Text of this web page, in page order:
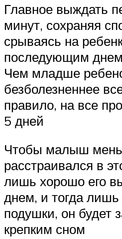
Главное выждать
минут, сохраняя
срываясь на
последующим днем
Чем младше
безболезненнее
правило, на все
5 дней
Чтобы малыш
расстраивался в
лишь хорошо его
днем, и тогда
подушки, он будет
крепким сном